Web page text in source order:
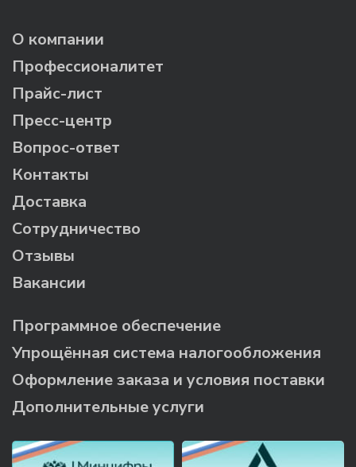
О компании
Профессионалитет
Прайс-лист
Пресс-центр
Вопрос-ответ
Контакты
Доставка
Сотрудничество
Отзывы
Вакансии
Программное обеспечение
Упрощённая система налогообложения
Оформление заказа и условия поставки
Дополнительные услуги